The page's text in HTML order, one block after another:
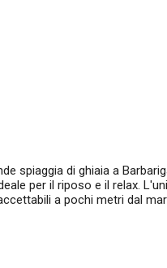
spiaggia di ghiaia a
per il riposo e il relax.
a pochi metri dal